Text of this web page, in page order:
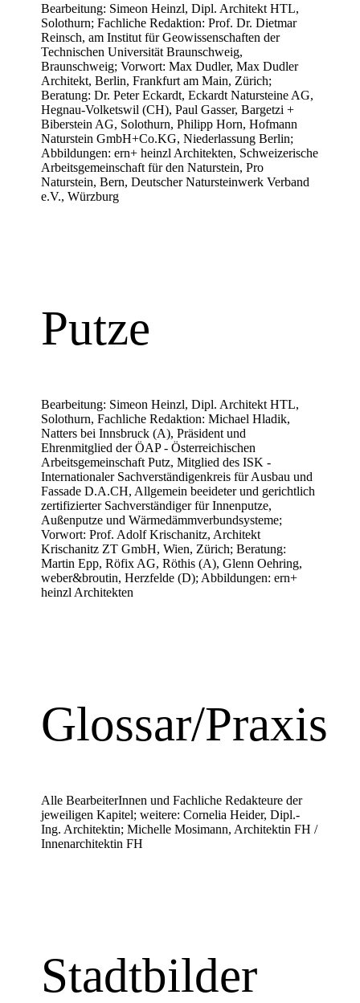
Bearbeitung: Simeon Heinzl, Dipl. Architekt HTL,
Solothurn; Fachliche Redaktion: Prof. Dr. Dietmar
Reinsch, am Institut für Geowissenschaften der
Technischen Universität Braunschweig,
Braunschweig; Vorwort: Max Dudler, Max Dudler
Architekt, Berlin, Frankfurt am Main, Zürich;
Beratung: Dr. Peter Eckardt, Eckardt Natursteine AG,
Hegnau-Volketswil (CH), Paul Gasser, Bargetzi +
Biberstein AG, Solothurn, Philipp Horn, Hofmann
Naturstein GmbH+Co.KG, Niederlassung Berlin;
Abbildungen: ern+ heinzl Architekten, Schweizerische
Arbeitsgemeinschaft für den Naturstein, Pro
Naturstein, Bern, Deutscher Natursteinwerk Verband
e.V., Würzburg
Putze
Bearbeitung: Simeon Heinzl, Dipl. Architekt HTL,
Solothurn, Fachliche Redaktion: Michael Hladik,
Natters bei Innsbruck (A), Präsident und
Ehrenmitglied der ÖAP - Österreichischen
Arbeitsgemeinschaft Putz, Mitglied des ISK -
Internationaler Sachverständigenkreis für Ausbau und
Fassade D.A.CH, Allgemein beeideter und gerichtlich
zertifizierter Sachverständiger für Innenputze,
Außenputze und Wärmedämmverbundsysteme;
Vorwort: Prof. Adolf Krischanitz, Architekt
Krischanitz ZT GmbH, Wien, Zürich; Beratung:
Martin Epp, Röfix AG, Röthis (A), Glenn Oehring,
weber&broutin, Herzfelde (D); Abbildungen: ern+
heinzl Architekten
Glossar/Praxis
Alle BearbeiterInnen und Fachliche Redakteure der
jeweiligen Kapitel; weitere: Cornelia Heider, Dipl.-
Ing. Architektin; Michelle Mosimann, Architektin FH /
Innenarchitektin FH
Stadtbilder